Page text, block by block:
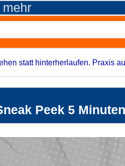
statt hinterherlaufen. Praxis
Peek 5